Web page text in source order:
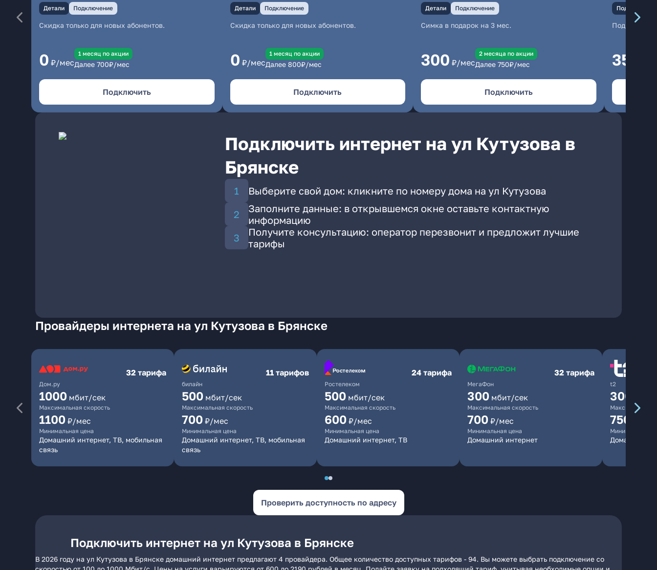
Детали Подключение
Скидка только для новых абонентов.
0 ₽/мес
1 месяц по акции
Далее 700₽/мес
Подключить
Детали Подключение
Скидка только для новых абонентов.
0 ₽/мес
1 месяц по акции
Далее 800₽/мес
Подключить
Детали Подключение
Симка в подарок на 3 мес.
300 ₽/мес
2 месяцa по акции
Далее 750₽/мес
Подключить
Подключение
350
Подключить интернет на ул Кутузова в
Брянске
Выберите свой дом: кликните по номеру дома на ул Кутузова
Заполните данные: в открывшемся окне оставьте контактную
информацию
Получите консультацию: оператор перезвонит и предложит лучшие
тарифы
Провайдеры интернета на ул Кутузова в Брянске
Дом.ру
32 тарифа
1000 мбит/сек
Максимальная скорость
1100 ₽/мес
Минимальная цена
Домашний интернет, ТВ, мобильная
связь
билайн
11 тарифов
500 мбит/сек
Максимальная скорость
700 ₽/мес
Минимальная цена
Домашний интернет, ТВ, мобильная
связь
Ростелеком
24 тарифа
500 мбит/сек
Максимальная скорость
600 ₽/мес
Минимальная цена
Домашний интернет, ТВ
МегаФон
32 тарифа
300 мбит/сек
Максимальная скорость
700 ₽/мес
Минимальная цена
Домашний интернет
t2
300
Максимальная
750
Минимальная
Домашний
Проверить доступность по адресу
Подключить интернет на ул Кутузова в Брянске
В 2026 году на ул Кутузова в Брянске домашний интернет предлагают 4 провайдера. Общее количество доступных тарифов - 94. Вы можете выбрать подключение со